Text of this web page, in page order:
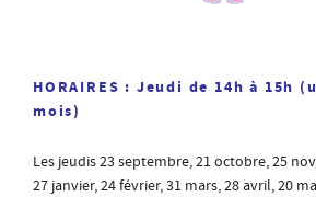
HORAIRES : Jeudi de 14h à 15h
mois)
Les jeudis 23 septembre, 21 octobre, 25
27 janvier, 24 février, 31 mars, 28 avril, 20